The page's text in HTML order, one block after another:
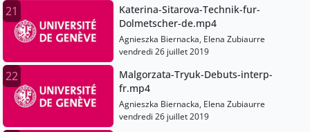
21
Katerina-Sitarova-Technik-fur-
Dolmetscher-de.mp4
Agnieszka Biernacka, Elena Zubiaurre
vendredi 26 juillet 2019
22
Malgorzata-Tryuk-Debuts-interp-
fr.mp4
Agnieszka Biernacka, Elena Zubiaurre
vendredi 26 juillet 2019